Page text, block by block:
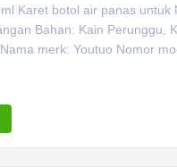
Karet botol air panas
Bahan: Kain Perunggu,
merk: Youtuo Nomor